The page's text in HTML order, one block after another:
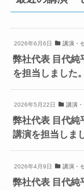
2026年6月6日 講演・
弊社代表 目代純
を担当しました。
2026年5月22日 講演
弊社代表 目代純
講演を担当しま
2026年4月9日 講演・
弊社代表 目代純